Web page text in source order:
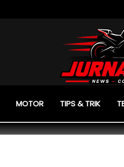
MOTOR TIPS & TRIK